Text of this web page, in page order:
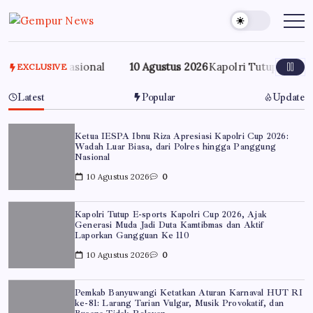
to
content
Gempur
News
Jelajah
Dunia
Batas
EXCLUSIVE
Nasional 10 Agustus 2026Kapolri Tutup E-sports Kapolri
Latest Popular Update
Ketua IESPA Ibnu Riza Apresiasi Kapolri Cup 2026:
Wadah Luar Biasa, dari Polres hingga Panggung
Nasional
10 Agustus 2026 0
Kapolri Tutup E-sports Kapolri Cup 2026, Ajak
Generasi Muda Jadi Duta Kamtibmas dan Aktif
Laporkan Gangguan Ke 110
10 Agustus 2026 0
Pemkab Banyuwangi Ketatkan Aturan Karnaval HUT RI
ke-81: Larang Tarian Vulgar, Musik Provokatif, dan